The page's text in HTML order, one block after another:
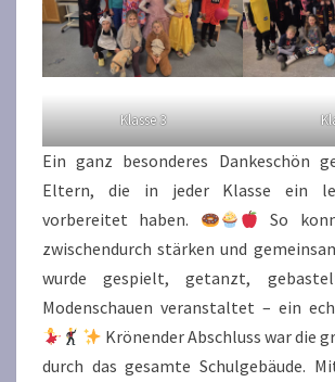
Klasse 3
Ein ganz besonderes Dankeschön
Eltern, die in jeder Klasse ein
vorbereitet haben.
So
zwischendurch stärken und
wurde gespielt, getanzt,
Modenschauen veranstaltet – ein
Krönender Abschluss war die
durch das gesamte Schulgebäude.